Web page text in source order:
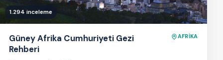
1.294 inceleme
Güney Afrika Cumhuriyeti Gezi
Rehberi
AFRİKA